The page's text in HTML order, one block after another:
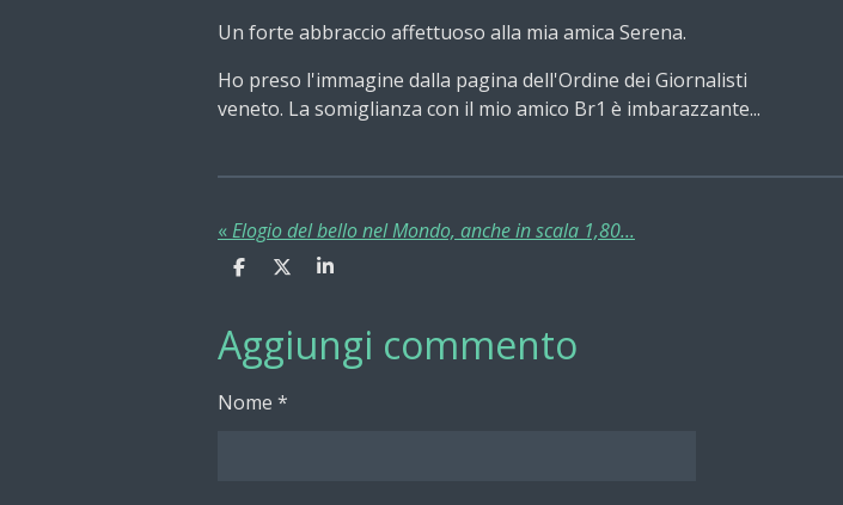
Un forte abbraccio affettuoso alla mia amica Serena.
Ho preso l'immagine dalla pagina dell'Ordine dei Giornalisti
veneto. La somiglianza con il mio amico Br1 è imbarazzante...
«Elogio del bello nel Mondo, anche in scala 1,80...
C
i
v
d
C
d
i
v
d
C
i
Aggiungi commento
Nome *